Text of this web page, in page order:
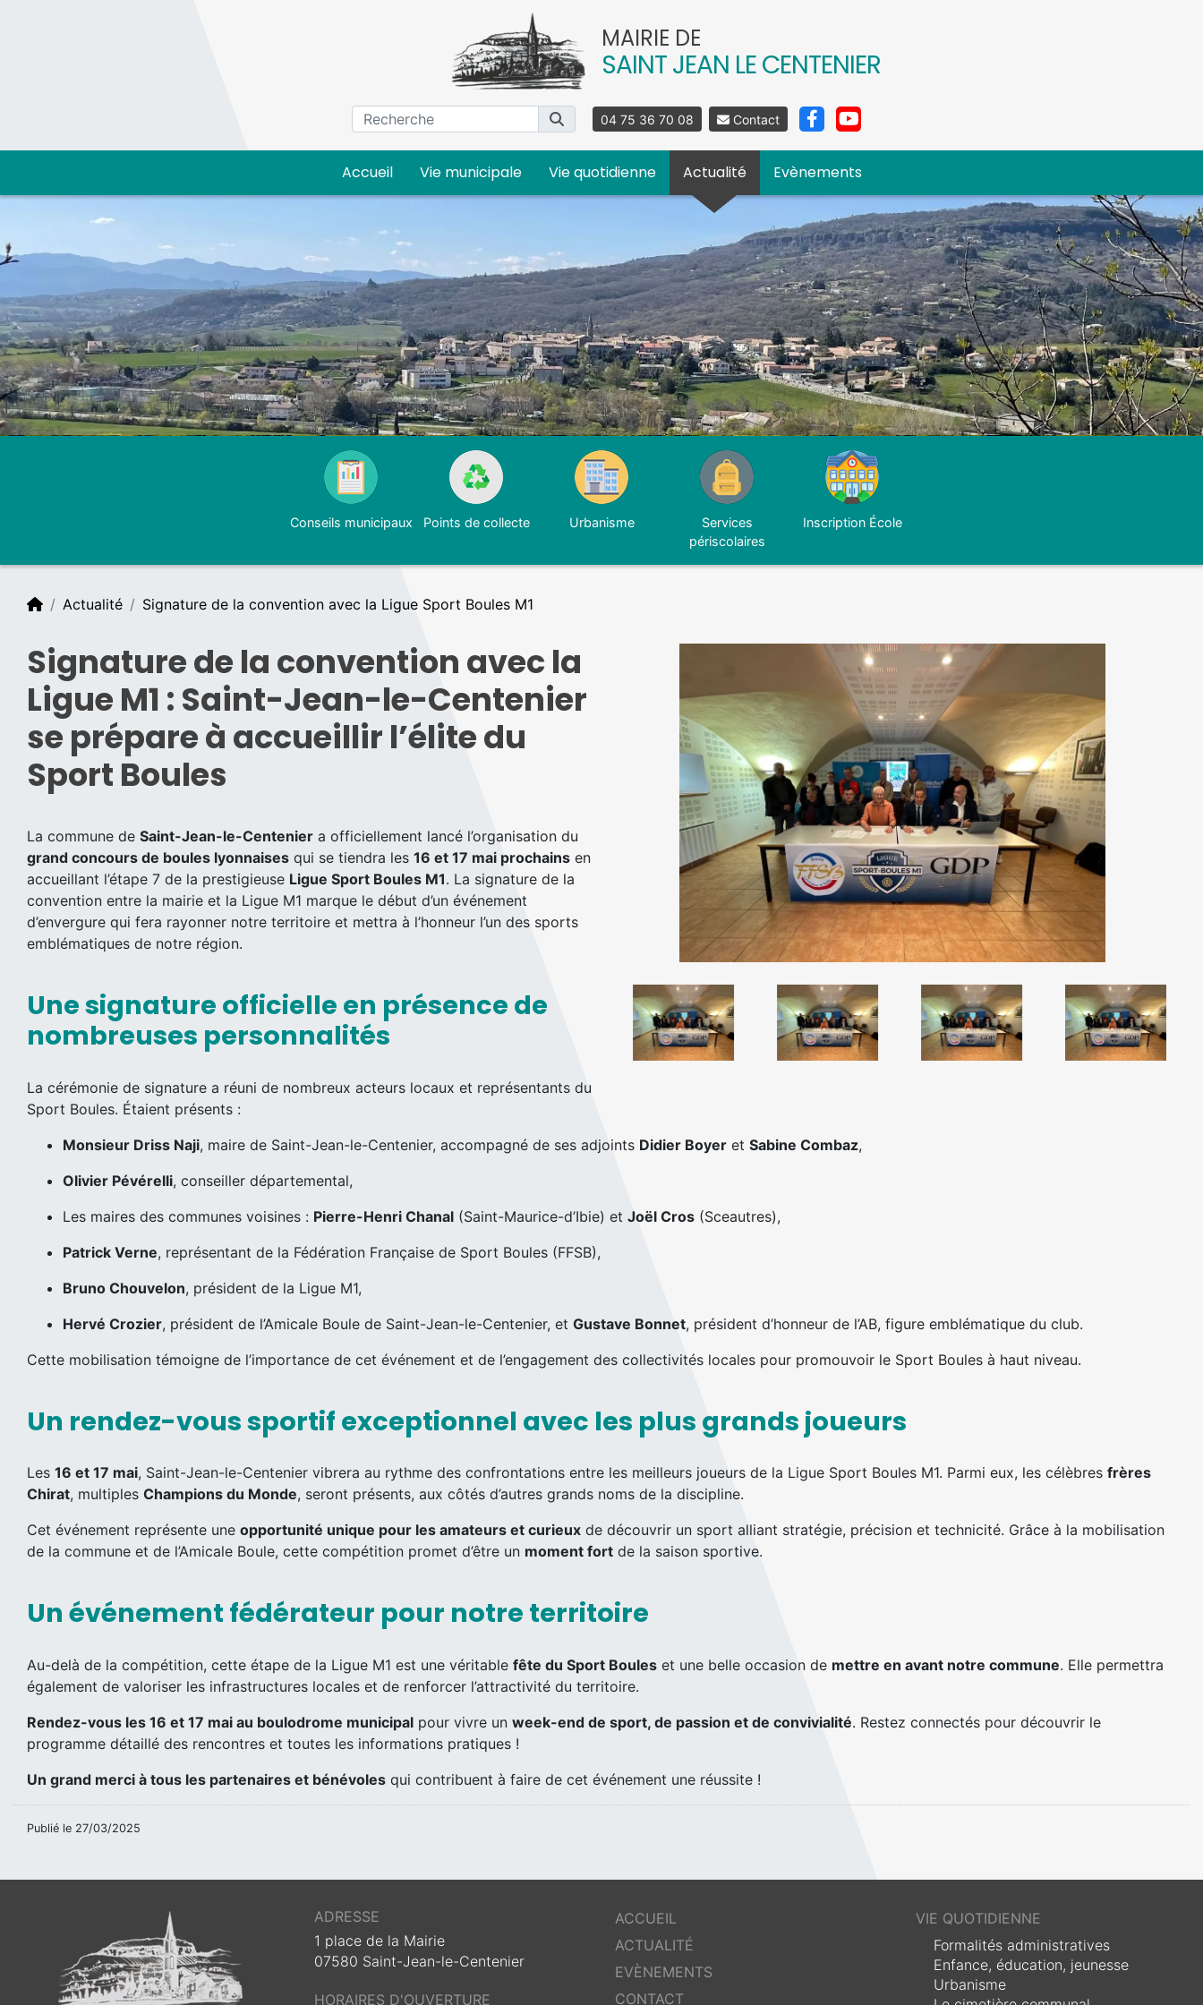
MAIRIE DE
SAINT JEAN LE CENTENIER
04 75 36 70 08 Contact
Accueil Vie municipale Vie quotidienne Actualité Evènements
Conseils municipaux Points de collecte Urbanisme
Services
périscolaires
Inscription École
Actualité Signature de la convention avec la Ligue Sport Boules M1
Signature de la convention avec la
Ligue M1 : Saint-Jean-le-Centenier
se prépare à accueillir l’élite du
Sport Boules
La commune de Saint-Jean-le-Centenier a officiellement lancé l’organisation du
grand concours de boules lyonnaises qui se tiendra les 16 et 17 mai prochains en
accueillant l’étape 7 de la prestigieuse Ligue Sport Boules M1. La signature de la
convention entre la mairie et la Ligue M1 marque le début d’un événement
d’envergure qui fera rayonner notre territoire et mettra à l’honneur l’un des sports
emblématiques de notre région.
Une signature officielle en présence de
nombreuses personnalités
La cérémonie de signature a réuni de nombreux acteurs locaux et représentants du
Sport Boules. Étaient présents :
Monsieur Driss Naji, maire de Saint-Jean-le-Centenier, accompagné de ses adjoints Didier Boyer et Sabine Combaz,
Olivier Pévérelli, conseiller départemental,
Les maires des communes voisines : Pierre-Henri Chanal (Saint-Maurice-d’Ibie) et Joël Cros (Sceautres),
Patrick Verne, représentant de la Fédération Française de Sport Boules (FFSB),
Bruno Chouvelon, président de la Ligue M1,
Hervé Crozier, président de l’Amicale Boule de Saint-Jean-le-Centenier, et Gustave Bonnet, président d’honneur de l’AB, figure emblématique du club.
Cette mobilisation témoigne de l’importance de cet événement et de l’engagement des collectivités locales pour promouvoir le Sport Boules à haut niveau.
Un rendez-vous sportif exceptionnel avec les plus grands joueurs
Les 16 et 17 mai, Saint-Jean-le-Centenier vibrera au rythme des confrontations entre les meilleurs joueurs de la Ligue Sport Boules M1. Parmi eux, les célèbres frères
Chirat, multiples Champions du Monde, seront présents, aux côtés d’autres grands noms de la discipline.
Cet événement représente une opportunité unique pour les amateurs et curieux de découvrir un sport alliant stratégie, précision et technicité. Grâce à la mobilisation
de la commune et de l’Amicale Boule, cette compétition promet d’être un moment fort de la saison sportive.
Un événement fédérateur pour notre territoire
Au-delà de la compétition, cette étape de la Ligue M1 est une véritable fête du Sport Boules et une belle occasion de mettre en avant notre commune. Elle permettra
également de valoriser les infrastructures locales et de renforcer l’attractivité du territoire.
Rendez-vous les 16 et 17 mai au boulodrome municipal pour vivre un week-end de sport, de passion et de convivialité. Restez connectés pour découvrir le
programme détaillé des rencontres et toutes les informations pratiques !
Un grand merci à tous les partenaires et bénévoles qui contribuent à faire de cet événement une réussite !
Publié le 27/03/2025
ADRESSE
1 place de la Mairie
07580 Saint-Jean-le-Centenier
HORAIRES D'OUVERTURE
ACCUEIL
ACTUALITÉ
EVÈNEMENTS
CONTACT
VIE QUOTIDIENNE
Formalités administratives
Enfance, éducation, jeunesse
Urbanisme